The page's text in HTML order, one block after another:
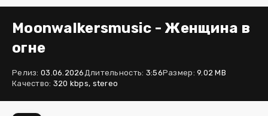
Moonwalkersmusic - Женщина в
огне
Релиз: 03.06.2026Длительность: 3:56Размер: 9.02 MB
Качество: 320 kbps, stereo